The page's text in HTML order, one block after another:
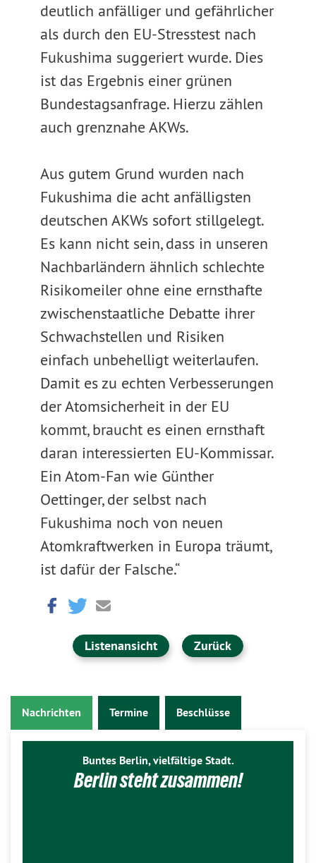
deutlich anfälliger und gefährlicher
als durch den EU-Stresstest nach
Fukushima suggeriert wurde. Dies
ist das Ergebnis einer grünen
Bundestagsanfrage. Hierzu zählen
auch grenznahe AKWs.
Aus gutem Grund wurden nach
Fukushima die acht anfälligsten
deutschen AKWs sofort stillgelegt.
Es kann nicht sein, dass in unseren
Nachbarländern ähnlich schlechte
Risikomeiler ohne eine ernsthafte
zwischenstaatliche Debatte ihrer
Schwachstellen und Risiken
einfach unbehelligt weiterlaufen.
Damit es zu echten Verbesserungen
der Atomsicherheit in der EU
kommt, braucht es einen ernsthaft
daran interessierten EU-Kommissar.
Ein Atom-Fan wie Günther
Oettinger, der selbst nach
Fukushima noch von neuen
Atomkraftwerken in Europa träumt,
ist dafür der Falsche.“
Listenansicht Zurück
Nachrichten Termine Beschlüsse
Buntes Berlin, vielfältige Stadt.
Berlin steht zusammen!